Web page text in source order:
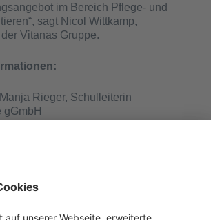
im Bereich Pflege- und
sagt Nicol Wittkamp,
Vitanas Gruppe.
Rieger, Schulleiterin
gGmbH
86 - 0 | akademie@vitanas.de |
zum neuen Standort